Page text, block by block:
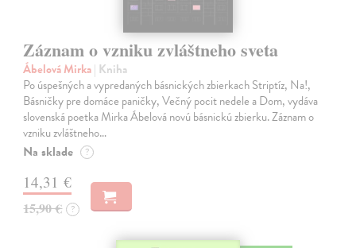
Záznam o vzniku zvláštneho sveta
Ábelová Mirka| Kniha
Po úspešných a vypredaných básnických zbierkach Striptíz, Na!,
Básničky pre domáce paničky, Večný pocit nedele a Dom, vydáva
slovenská poetka Mirka Ábelová novú básnickú zbierku. Záznam o
vzniku zvláštneho…
Na sklade ?
14,31 €
15,90 € ?